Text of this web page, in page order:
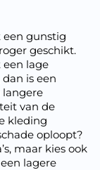
een gunstig
geschikt.
een lage
is een
langere
van de
kleding
oploopt?
maar kies ook
lagere